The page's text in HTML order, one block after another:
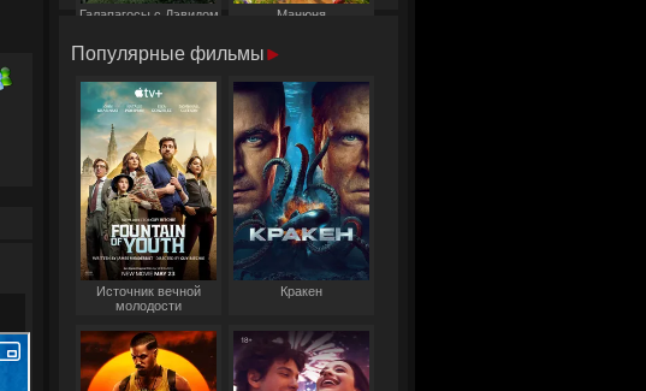
Галапагосы с Дэвидом
Манюня
Популярные фильмы
Источник вечной
молодости
Кракен